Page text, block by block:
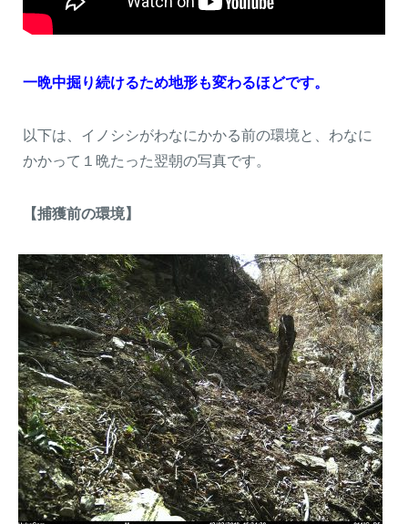
一晩中掘り続けるため地形も変わるほどです。
以下は、イノシシがわなにかかる前の環境と、わなに
かかって１晩たった翌朝の写真です。
【捕獲前の環境】